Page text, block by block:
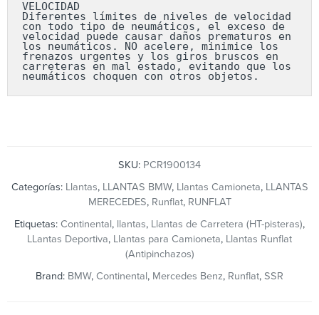
VELOCIDAD
Diferentes límites de niveles de velocidad
con todo tipo de neumáticos, el exceso de
velocidad puede causar daños prematuros en
los neumáticos. NO acelere, minimice los
frenazos urgentes y los giros bruscos en
carreteras en mal estado, evitando que los
neumáticos choquen con otros objetos.
SKU: PCR1900134
Categorías: Llantas, LLANTAS BMW, Llantas Camioneta, LLANTAS
MERECEDES, Runflat, RUNFLAT
Etiquetas: Continental, llantas, Llantas de Carretera (HT-pisteras),
LLantas Deportiva, Llantas para Camioneta, Llantas Runflat
(Antipinchazos)
Brand: BMW, Continental, Mercedes Benz, Runflat, SSR